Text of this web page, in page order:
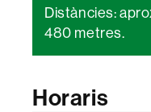
Distàncies:
480 metres.
Horaris